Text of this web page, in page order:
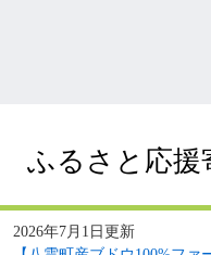
ふるさと応援
2026年7月1日更新